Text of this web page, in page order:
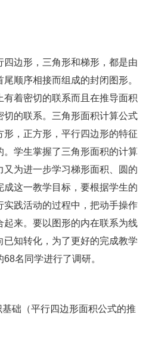
四边形，三角形和梯形，都是由
顺序相接而组成的封闭图形。
着密切的联系而且在推导面积
切的联系。三角形面积计算公式
，正方形，平行四边形的特征
。学生掌握了三角形面积的计算
为进一步学习梯形面积、圆的
这一教学目标，要根据学生的
实践活动的过程中，把动手操作
起来。要以图形的内在联系为线
知转化，为了更好的完成教学
名同学进行了调研。
础（平行四边形面积公式的推